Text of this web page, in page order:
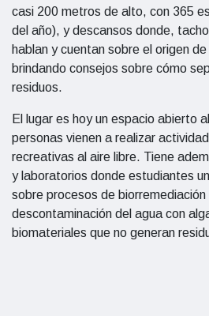
casi 200 metros de alto, con 365
del año), y descansos donde,
hablan y cuentan sobre el origen
brindando consejos sobre cómo
residuos.
El lugar es hoy un espacio abierto
personas vienen a realizar
recreativas al aire libre. Tiene
y laboratorios donde estudiantes
sobre procesos de
descontaminación del agua con
biomateriales que no generan